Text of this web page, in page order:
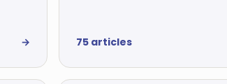
→ 75 articles